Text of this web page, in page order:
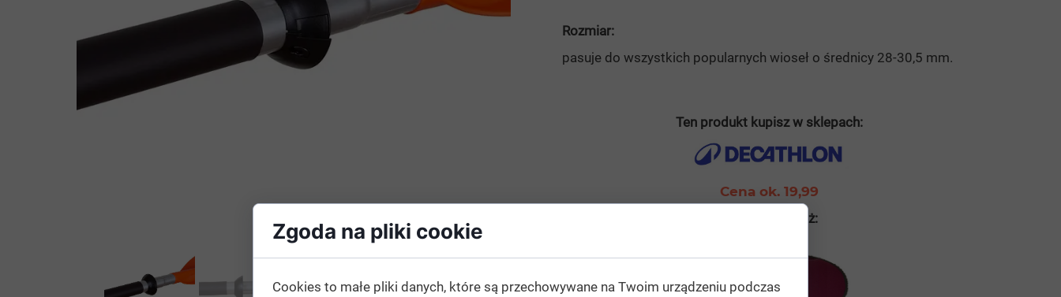
Rozmiar:
pasuje do wszystkich popularnych wioseł o średnicy 28-30,5 mm.
Ten produkt kupisz w sklepach:
Cena ok. 19,99
Zobacz również:
Zgoda na pliki cookie
Cookies to małe pliki danych, które są przechowywane na Twoim urządzeniu podczas